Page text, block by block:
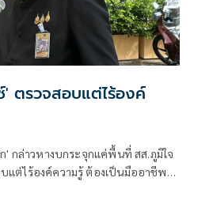
ตรวจสอบแต่ไร้องค์
' กล่าวหางบกระจุกแค่พื้นที่ สส.ภูมิใจ
แต่ไร้องค์ความรู้ ต้องเป็นมืออาชีพ